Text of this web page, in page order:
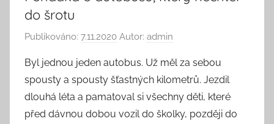
do šrotu
Publikováno: 7.11.2020 Autor: admin
Byl jednou jeden autobus. Už měl za sebou
spousty a spousty šťastných kilometrů. Jezdil
dlouhá léta a pamatoval si všechny děti, které
před dávnou dobou vozil do školky, později do